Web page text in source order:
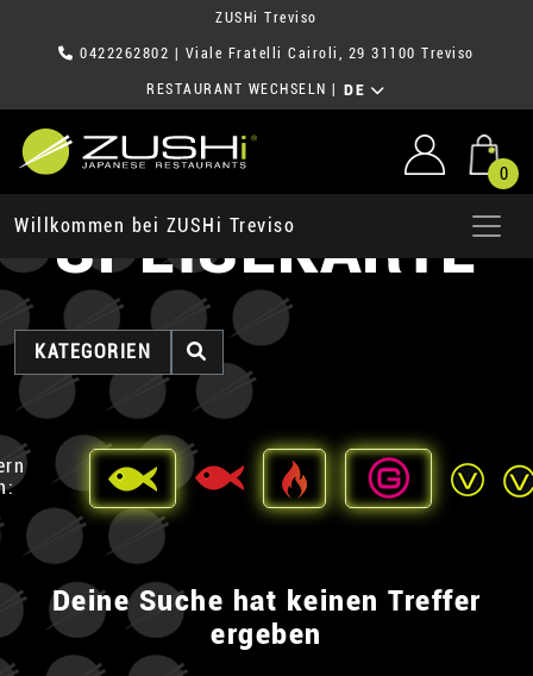
ZUSHi Treviso
0422262802 | Viale Fratelli Cairoli, 29 31100 Treviso
RESTAURANT WECHSELN DE
0
Willkommen bei ZUSHi Treviso
SPEISEKARTE
KATEGORIEN
Deine Suche hat keinen Treffer
ergeben